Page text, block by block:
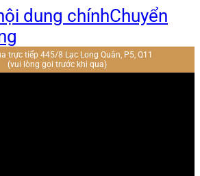
dung chínhChuyển
trực tiếp 445/8 Lạc Long Quân, P5, Q11
(vui lòng gọi trước khi qua)